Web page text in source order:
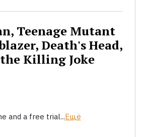
Teenage Mutant
Death's Head,
Killing Joke
and a free trial...Ещё